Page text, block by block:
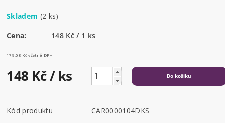
Skladem (2 ks)
Cena: 148 Kč / 1 ks
179,08 Kč včetně DPH
148 Kč/ ks
Kód produktu
CAR0000104DKS